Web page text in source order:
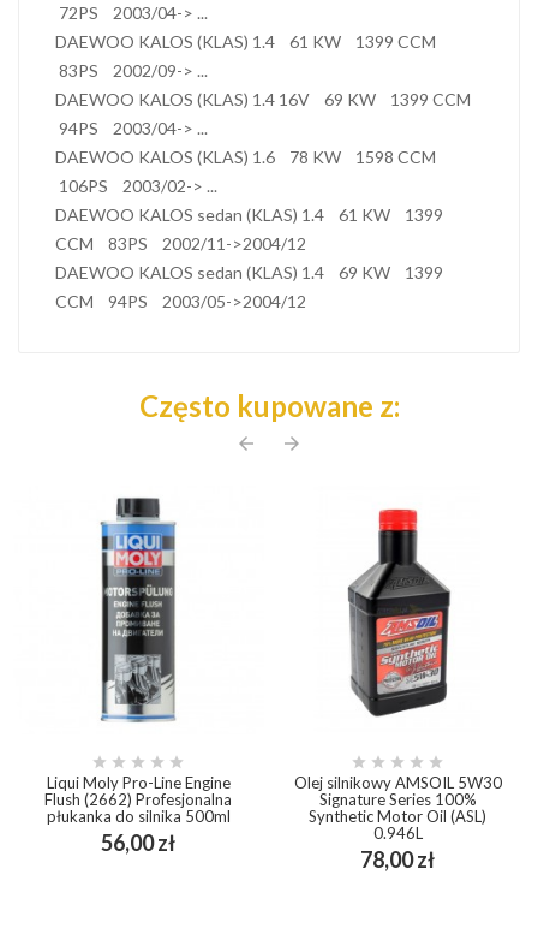
72PS 2003/04-> ...
DAEWOO KALOS (KLAS) 1.4 61 KW 1399 CCM
83PS 2002/09-> ...
DAEWOO KALOS (KLAS) 1.4 16V 69 KW 1399 CCM
94PS 2003/04-> ...
DAEWOO KALOS (KLAS) 1.6 78 KW 1598 CCM
106PS 2003/02-> ...
DAEWOO KALOS sedan (KLAS) 1.4 61 KW 1399
CCM 83PS 2002/11->2004/12
DAEWOO KALOS sedan (KLAS) 1.4 69 KW 1399
CCM 94PS 2003/05->2004/12
Często kupowane z:
arrow_back arrow_forward
    
Liqui Moly Pro-Line Engine
Flush (2662) Profesjonalna
płukanka do silnika 500ml
56,00 złCena
    
Olej silnikowy AMSOIL 5W30
Signature Series 100%
Synthetic Motor Oil (ASL)
0.946L
78,00 złCena